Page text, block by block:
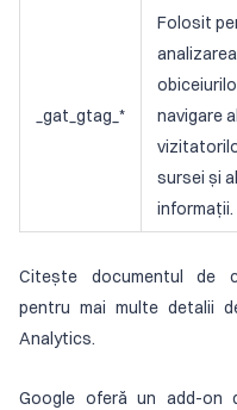
_gat_gtag_*
Folosit
analizarea
navigare
sursei și
informații.
Citește documentul de
pentru mai multe detalii
Analytics.
Google oferă un add-on